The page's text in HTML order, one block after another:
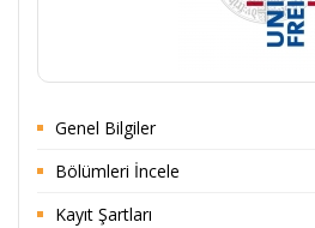
Genel Bilgiler
Bölümleri İncele
Kayıt Şartları